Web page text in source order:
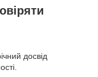
досвід